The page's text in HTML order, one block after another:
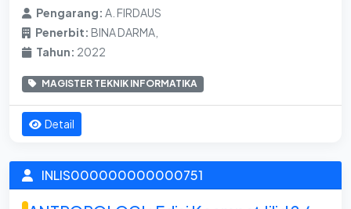
Pengarang: A. FIRDAUS
Penerbit: BINA DARMA,
Tahun: 2022
MAGISTER TEKNIK INFORMATIKA
Detail
INLIS000000000000751